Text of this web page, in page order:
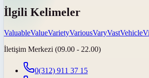
İlgili Kelimeler
ValuableValueVarietyVariousVaryVastVehicle
İletişim Merkezi (09.00 - 22.00)
0(312) 911 37 15